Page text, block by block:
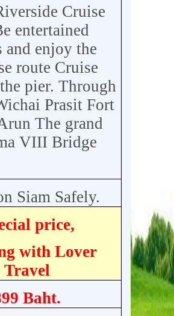
Cruise
entertained
enjoy the
route Cruise
pier. Through
Prasit Fort
The grand
VIII Bridge
Siam Safely.
price,
with Lover
Travel
Baht.